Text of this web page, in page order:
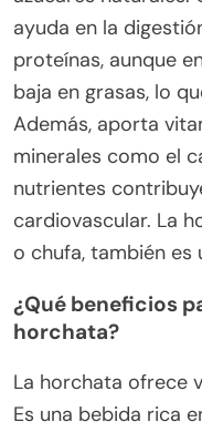
ayuda en la
proteínas, aunque
baja en grasas, lo
Además, aporta
minerales como el
nutrientes
cardiovascular. La
o chufa, también es
¿Qué beneficios
horchata?
La horchata ofrece
Es una bebida rica